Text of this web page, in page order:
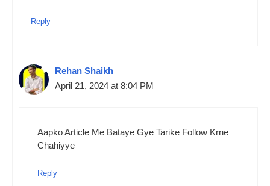
Reply
Rehan Shaikh
April 21, 2024 at 8:04 PM
Aapko Article Me Bataye Gye Tarike Follow Krne
Chahiyye
Reply